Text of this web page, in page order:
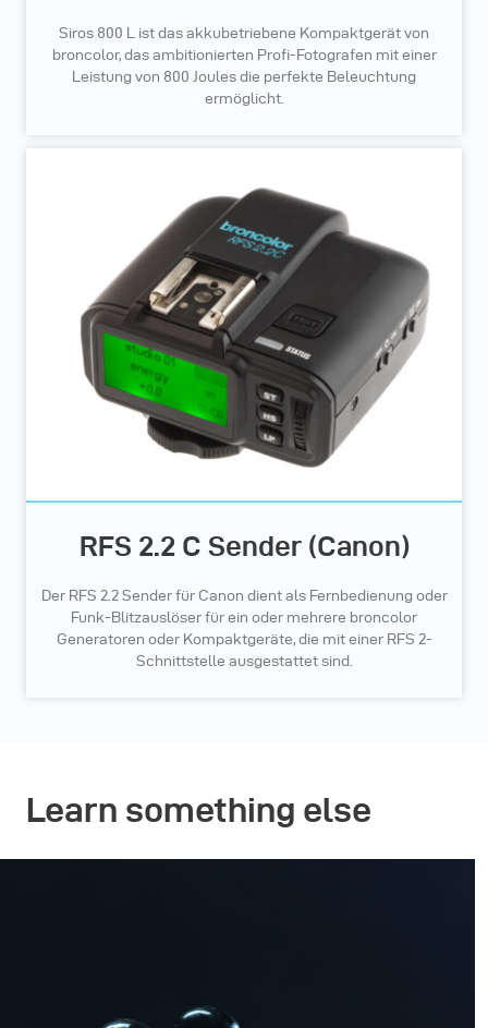
Siros 800 L ist das akkubetriebene Kompaktgerät von
broncolor, das ambitionierten Profi-Fotografen mit einer
Leistung von 800 Joules die perfekte Beleuchtung
ermöglicht.
RFS 2.2 C Sender (Canon)
Der RFS 2.2 Sender für Canon dient als Fernbedienung oder
Funk-Blitzauslöser für ein oder mehrere broncolor
Generatoren oder Kompaktgeräte, die mit einer RFS 2-
Schnittstelle ausgestattet sind.
Learn something else